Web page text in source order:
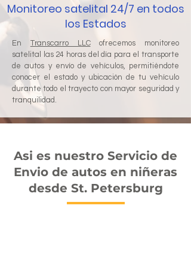
Monitoreo satelital 24/7 en todos
los Estados
En Transcarro LLCofrecemos monitoreo
satelital las 24 horas del día para el transporte
de autos y envío de vehículos, permitiéndote
conocer el estado y ubicación de tu vehículo
durante todo el trayecto con mayor seguridad y
tranquilidad.
Asi es nuestro Servicio de
Envio de autos en niñeras
desde St. Petersburg